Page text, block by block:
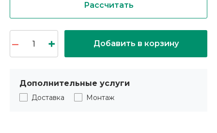
Рассчитать
Добавить в корзину
Дополнительные услуги
Доставка Монтаж